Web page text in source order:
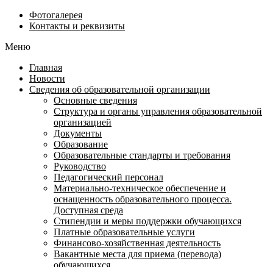
Фотогалерея
Контакты и реквизиты
Меню
Главная
Новости
Сведения об образовательной организации
Основные сведения
Структура и органы управления образовательной
организацией
Документы
Образование
Образовательные стандарты и требования
Руководство
Педагогический персонал
Материально-техническое обеспечение и
оснащенность образовательного процесса.
Доступная среда
Стипендии и меры поддержки обучающихся
Платные образовательные услуги
Финансово-хозяйственная деятельность
Вакантные места для приема (перевода)
обучающихся